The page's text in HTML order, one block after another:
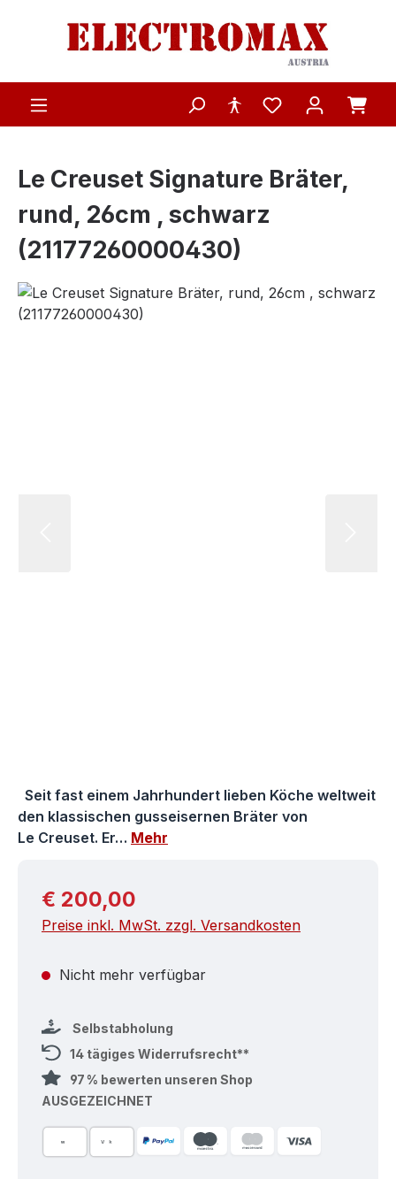
Zum Hauptinhalt springen
Le Creuset Signature Bräter,
rund, 26cm , schwarz
(21177260000430)
Bildergalerie überspringen
Seit fast einem Jahrhundert lieben Köche weltweit
den klassischen gusseisernen Bräter von
Le Creuset. Er… Mehr
Regulärer Preis:
€ 200,00
Preise inkl. MwSt. zzgl. Versandkosten
Nicht mehr verfügbar
Selbstabholung
14 tägiges Widerrufsrecht**
97 % bewerten unseren Shop
AUSGEZEICHNET